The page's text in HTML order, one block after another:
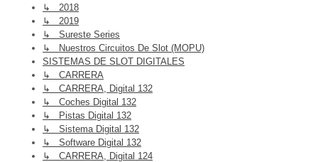
↳ 2018
↳ 2019
↳ Sureste Series
↳ Nuestros Circuitos De Slot (MOPU)
SISTEMAS DE SLOT DIGITALES
↳ CARRERA
↳ CARRERA, Digital 132
↳ Coches Digital 132
↳ Pistas Digital 132
↳ Sistema Digital 132
↳ Software Digital 132
↳ CARRERA, Digital 124